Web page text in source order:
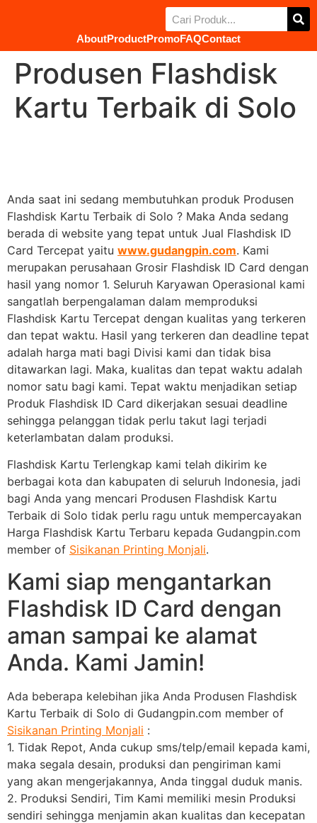
AboutProductPromoFAQContact
Produsen Flashdisk
Kartu Terbaik di Solo
Anda saat ini sedang membutuhkan produk Produsen
Flashdisk Kartu Terbaik di Solo ? Maka Anda sedang
berada di website yang tepat untuk Jual Flashdisk ID
Card Tercepat yaitu www.gudangpin.com. Kami
merupakan perusahaan Grosir Flashdisk ID Card dengan
hasil yang nomor 1. Seluruh Karyawan Operasional kami
sangatlah berpengalaman dalam memproduksi
Flashdisk Kartu Tercepat dengan kualitas yang terkeren
dan tepat waktu. Hasil yang terkeren dan deadline tepat
adalah harga mati bagi Divisi kami dan tidak bisa
ditawarkan lagi. Maka, kualitas dan tepat waktu adalah
nomor satu bagi kami. Tepat waktu menjadikan setiap
Produk Flashdisk ID Card dikerjakan sesuai deadline
sehingga pelanggan tidak perlu takut lagi terjadi
keterlambatan dalam produksi.
Flashdisk Kartu Terlengkap kami telah dikirim ke
berbagai kota dan kabupaten di seluruh Indonesia, jadi
bagi Anda yang mencari Produsen Flashdisk Kartu
Terbaik di Solo tidak perlu ragu untuk mempercayakan
Harga Flashdisk Kartu Terbaru kepada Gudangpin.com
member of Sisikanan Printing Monjali.
Kami siap mengantarkan
Flashdisk ID Card dengan
aman sampai ke alamat
Anda. Kami Jamin!
Ada beberapa kelebihan jika Anda Produsen Flashdisk
Kartu Terbaik di Solo di Gudangpin.com member of
Sisikanan Printing Monjali :
1. Tidak Repot, Anda cukup sms/telp/email kepada kami,
maka segala desain, produksi dan pengiriman kami
yang akan mengerjakannya, Anda tinggal duduk manis.
2. Produksi Sendiri, Tim Kami memiliki mesin Produksi
sendiri sehingga menjamin akan kualitas dan kecepatan